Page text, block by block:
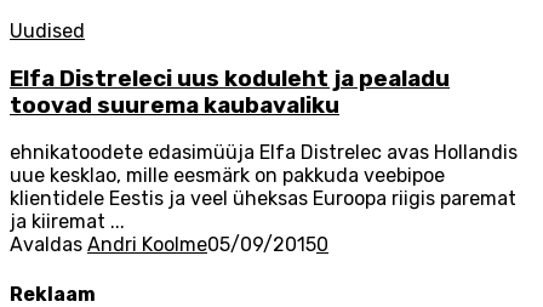
Uudised
Elfa Distreleci uus koduleht ja pealadu
toovad suurema kaubavaliku
ehnikatoodete edasimüüja Elfa Distrelec avas Hollandis
uue kesklao, mille eesmärk on pakkuda veebipoe
klientidele Eestis ja veel üheksas Euroopa riigis paremat
ja kiiremat ...
Avaldas Andri Koolme05/09/20150
Reklaam